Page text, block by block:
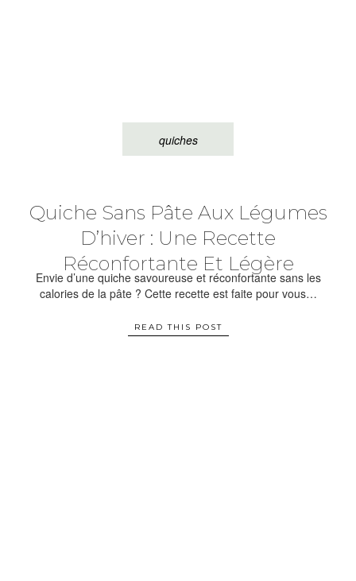
quiches
Quiche Sans Pâte Aux Légumes
D’hiver : Une Recette
Réconfortante Et Légère
Envie d’une quiche savoureuse et réconfortante sans les
calories de la pâte ? Cette recette est faite pour vous…
READ THIS POST